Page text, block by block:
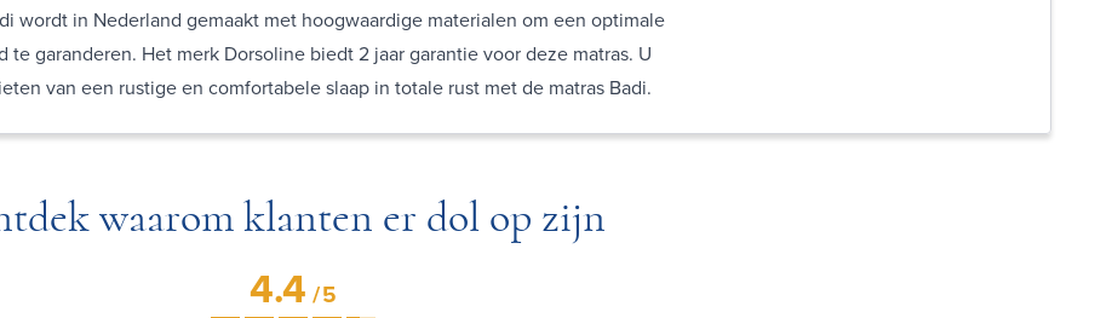
wordt in Nederland gemaakt met hoogwaardige materialen om een optimale
te garanderen. Het merk Dorsoline biedt 2 jaar garantie voor deze matras. U
van een rustige en comfortabele slaap in totale rust met de matras Badi.
waarom klanten er dol op zijn
4.4/5